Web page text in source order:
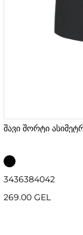
შავი შორტი
3436384042
269.00 GEL